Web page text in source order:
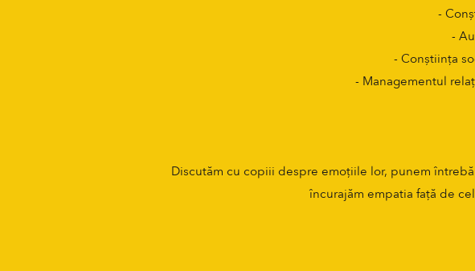
-
-
- Conștiința
- Managementul
Discutăm cu copiii despre emoțiile lor, punem
încurajăm empatia față de